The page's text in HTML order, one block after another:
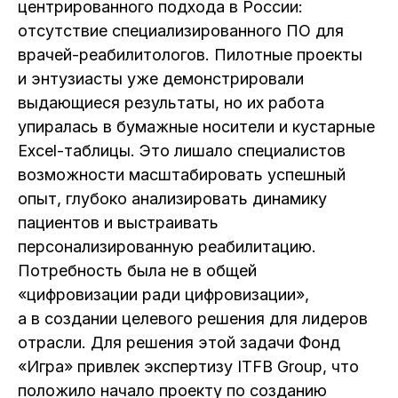
центрированного подхода в России:
отсутствие специализированного ПО для
врачей-реабилитологов. Пилотные проекты
и энтузиасты уже демонстрировали
выдающиеся результаты, но их работа
упиралась в бумажные носители и кустарные
Excel-таблицы. Это лишало специалистов
возможности масштабировать успешный
опыт, глубоко анализировать динамику
пациентов и выстраивать
персонализированную реабилитацию.
Потребность была не в общей
«цифровизации ради цифровизации»,
а в создании целевого решения для лидеров
отрасли. Для решения этой задачи Фонд
«Игра» привлек экспертизу ITFB Group, что
положило начало проекту по созданию